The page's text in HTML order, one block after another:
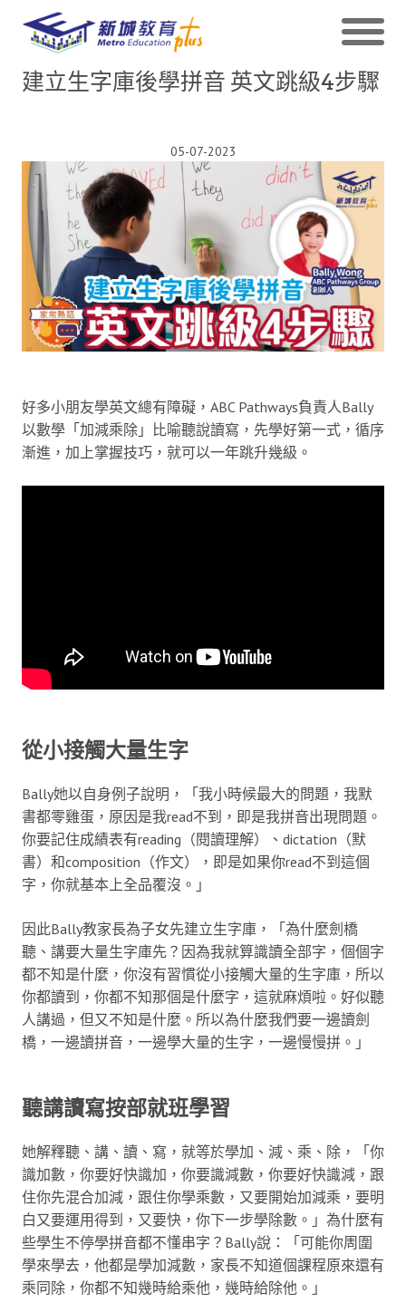
建立生字庫後學拼音 英文跳級4步驟
05-07-2023
好多小朋友學英文總有障礙，ABC Pathways負責人Bally
以數學「加減乘除」比喻聽說讀寫，先學好第一式，循序
漸進，加上掌握技巧，就可以一年跳升幾級。
從小接觸大量生字
Bally她以自身例子說明，「我小時候最大的問題，我默
書都零雞蛋，原因是我read不到，即是我拼音出現問題。
你要記住成績表有reading（閱讀理解）、dictation（默
書）和composition（作文），即是如果你read不到這個
字，你就基本上全品覆沒。」
因此Bally教家長為子女先建立生字庫，「為什麼劍橋
聽、講要大量生字庫先？因為我就算識讀全部字，個個字
都不知是什麼，你沒有習慣從小接觸大量的生字庫，所以
你都讀到，你都不知那個是什麼字，這就麻煩啦。好似聽
人講過，但又不知是什麼。所以為什麼我們要一邊讀劍
橋，一邊讀拼音，一邊學大量的生字，一邊慢慢拼。」
聽講讀寫按部就班學習
她解釋聽、講、讀、寫，就等於學加、減、乘、除，「你
識加數，你要好快識加，你要識減數，你要好快識減，跟
住你先混合加減，跟住你學乘數，又要開始加減乘，要明
白又要運用得到，又要快，你下一步學除數。」為什麼有
些學生不停學拼音都不懂串字？Bally說：「可能你周圍
學來學去，他都是學加減數，家長不知道個課程原來還有
乘同除，你都不知幾時給乘他，幾時給除他。」